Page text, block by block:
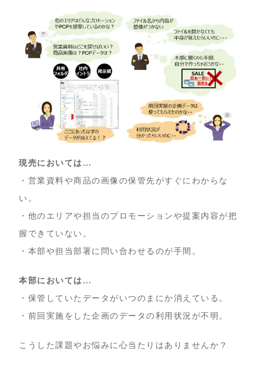
現売においては…
・営業資料や商品の画像の保管先がすぐにわからな
い。
・他のエリアや担当のプロモーションや提案内容が把
握できていない。
・本部や担当部署に問い合わせるのが手間。
本部においては…
・保管していたデータがいつのまにか消えている。
・前回実施をした企画のデータの利用状況が不明。
こうした課題やお悩みに心当たりはありませんか？